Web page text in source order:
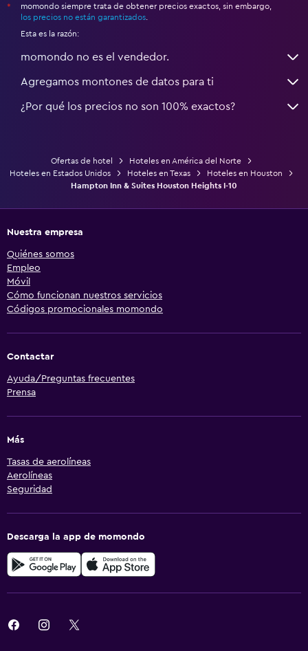
*
momondo siempre trata de obtener precios exactos, sin embargo,
los precios no están garantizados
Esta es la razón:
momondo no es el vendedor.
Agregamos montones de datos para ti
¿Por qué los precios no son 100% exactos?
Ofertas de hotel
Hoteles en América del Norte
Hoteles en Estados Unidos
Hoteles en Texas
Hoteles en Houston
Hampton Inn & Suites Houston Heights I-10
Nuestra empresa
Quiénes somos
Empleo
Móvil
Cómo funcionan nuestros servicios
Códigos promocionales momondo
Contactar
Ayuda/Preguntas frecuentes
Prensa
Más
Tasas de aerolíneas
Aerolíneas
Seguridad
Descarga la app de momondo